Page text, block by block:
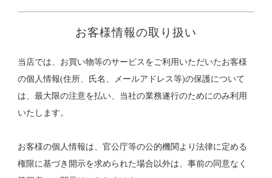
お客様情報の取り扱い
当店では、お買い物等のサービスをご利用いただいたお客様
の個人情報(住所、氏名、メールアドレス等)の保護について
は、最大限の注意を払い、当社の業務遂行のためにのみ利用
いたします。
お客様の個人情報は、官公庁等の公的機関より法律に定める
権限に基づき開示を求められた場合以外は、事前の同意なく